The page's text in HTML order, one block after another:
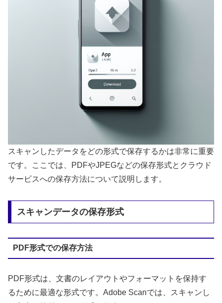
スキャンしたデータをどの形式で保存するかは非常に重要
です。ここでは、PDFやJPEGなどの保存形式とクラウド
サービスへの保存方法について説明します。
スキャンデータの保存形式
PDF形式での保存方法
PDF形式は、文書のレイアウトやフォーマットを保持す
るために最適な形式です。Adobe Scanでは、スキャンし